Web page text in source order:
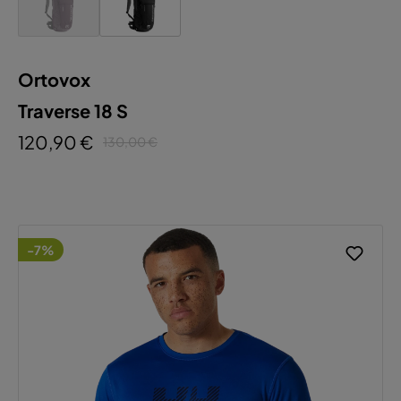
Ortovox
Traverse 18 S
120,90 €
130,00 €
-7%